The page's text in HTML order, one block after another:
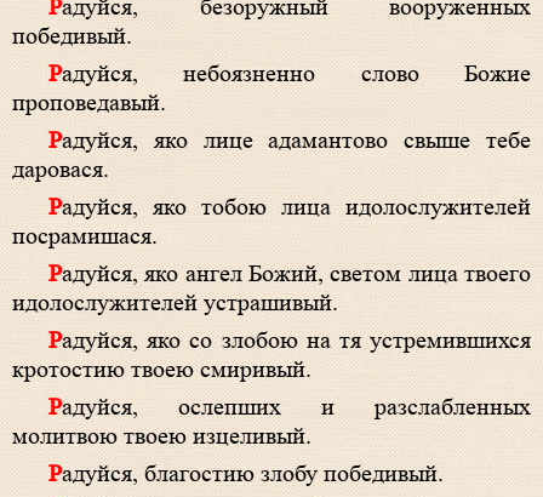
Радуйся, безоружный вооруженных
победивый.
Радуйся, небоязненно слово Божие
проповедавый.
Радуйся, яко лице адамантово свыше тебе
даровася.
Радуйся, яко тобою лица идолослужителей
посрамишася.
Радуйся, яко ангел Божий, светом лица твоего
идолослужителей устрашивый.
Радуйся, яко со злобою на тя устремившихся
кротостию твоею смиривый.
Радуйся, ослепших и разслабленных
молитвою твоею изцеливый.
Радуйся, благостию злобу победивый.